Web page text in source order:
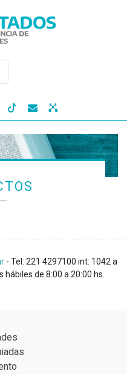
 
- Tel: 221 4297100 int: 1042 a
hábiles de 8:00 a 20:00 hs.